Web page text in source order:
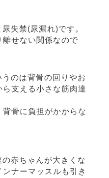
失禁(尿漏れ)です。
離せない関係なので
のは背骨の回りやお
支える小さな筋肉達
骨に負担がかからな
赤ちゃんが大きくな
ナーマッスルも引き